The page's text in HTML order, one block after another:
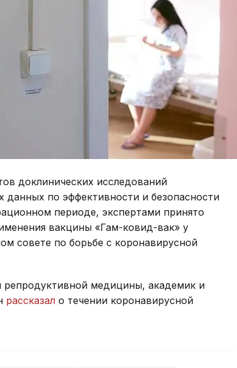
доклинических исследований
данных по эффективности и безопасности
периоде, экспертами принято
вакцины «Гам-ковид-вак» у
совете по борьбе с коронавирусной
репродуктивной медицины, академик и
рассказал о течении коронавирусной